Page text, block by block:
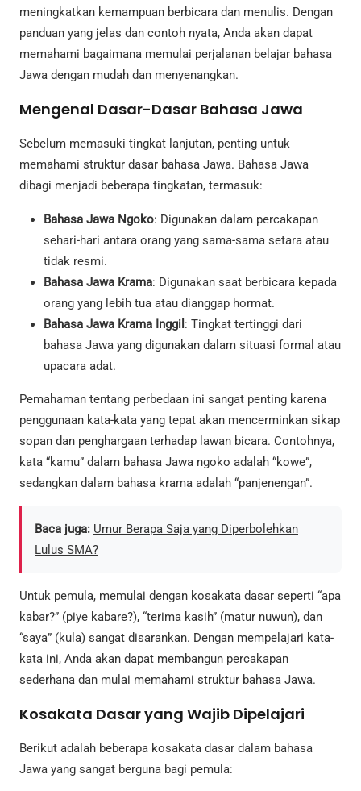
meningkatkan kemampuan berbicara dan menulis. Dengan
panduan yang jelas dan contoh nyata, Anda akan dapat
memahami bagaimana memulai perjalanan belajar bahasa
Jawa dengan mudah dan menyenangkan.
Mengenal Dasar-Dasar Bahasa Jawa
Sebelum memasuki tingkat lanjutan, penting untuk
memahami struktur dasar bahasa Jawa. Bahasa Jawa
dibagi menjadi beberapa tingkatan, termasuk:
Bahasa Jawa Ngoko: Digunakan dalam percakapan
sehari-hari antara orang yang sama-sama setara atau
tidak resmi.
Bahasa Jawa Krama: Digunakan saat berbicara kepada
orang yang lebih tua atau dianggap hormat.
Bahasa Jawa Krama Inggil : Tingkat tertinggi dari
bahasa Jawa yang digunakan dalam situasi formal atau
upacara adat.
Pemahaman tentang perbedaan ini sangat penting karena
penggunaan kata-kata yang tepat akan mencerminkan sikap
sopan dan penghargaan terhadap lawan bicara. Contohnya,
kata “kamu” dalam bahasa Jawa ngoko adalah “kowe”,
sedangkan dalam bahasa krama adalah “panjenengan”.
Baca juga: Umur Berapa Saja yang Diperbolehkan
Lulus SMA?
Untuk pemula, memulai dengan kosakata dasar seperti “apa
kabar?” (piye kabare?), “terima kasih” (matur nuwun), dan
“saya” (kula) sangat disarankan. Dengan mempelajari kata-
kata ini, Anda akan dapat membangun percakapan
sederhana dan mulai memahami struktur bahasa Jawa.
Kosakata Dasar yang Wajib Dipelajari
Berikut adalah beberapa kosakata dasar dalam bahasa
Jawa yang sangat berguna bagi pemula: